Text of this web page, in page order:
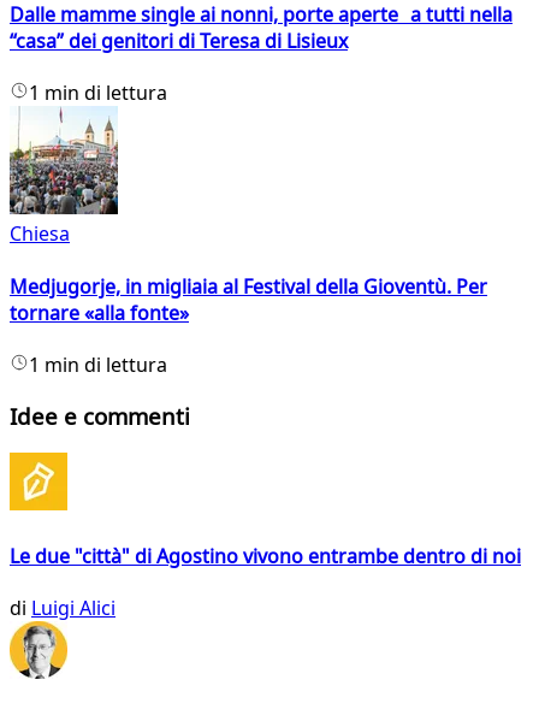
Dalle mamme single ai nonni, porte aperte a tutti nella
“casa” dei genitori di Teresa di Lisieux
1 min di lettura
Chiesa
Medjugorje, in migliaia al Festival della Gioventù. Per
tornare «alla fonte»
1 min di lettura
Idee e commenti
Le due "città" di Agostino vivono entrambe dentro di noi
di Luigi Alici